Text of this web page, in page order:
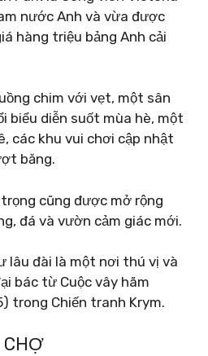
nước Anh và vừa được
hàng triệu bảng Anh cải
chim với vẹt, một sân
biểu diễn suốt mùa hè, một
các khu vui chơi cập nhật
băng.
cũng được mở rộng
đá và vườn cảm giác mới.
lâu đài là một nơi thú vị và
bác từ Cuộc vây hãm
trong Chiến tranh Krym.
CHỢ